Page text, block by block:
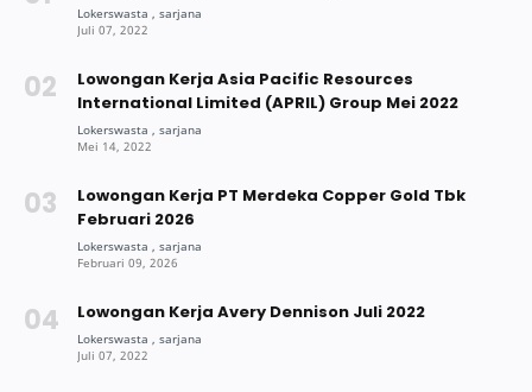
Lowongan Kerja Asia Pacific Resources
International Limited (APRIL) Group Mei 2022
Lowongan Kerja PT Merdeka Copper Gold Tbk
Februari 2026
Lowongan Kerja Avery Dennison Juli 2022